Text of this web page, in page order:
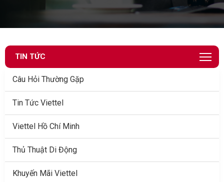
TIN TỨC
Câu Hỏi Thường Gặp
Tin Tức Viettel
Viettel Hồ Chí Minh
Thủ Thuật Di Động
Khuyến Mãi Viettel